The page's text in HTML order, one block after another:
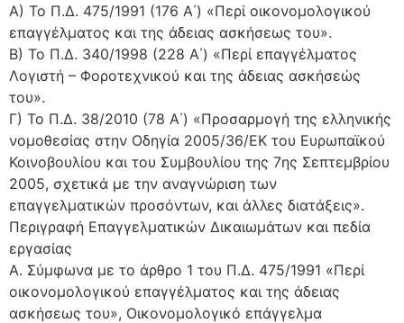
Α) Το Π.Δ. 475/1991 (176 Α΄) «Περί οικονομολογικού
επαγγέλματος και της άδειας ασκήσεως του».
Β) Το Π.Δ. 340/1998 (228 Α΄) «Περί επαγγέλματος
Λογιστή – Φοροτεχνικού και της άδειας ασκήσεώς
του».
Γ) Το Π.Δ. 38/2010 (78 Α΄) «Προσαρμογή της ελληνικής
νομοθεσίας στην Οδηγία 2005/36/ΕΚ του Ευρωπαϊκού
Κοινοβουλίου και του Συμβουλίου της 7ης Σεπτεμβρίου
2005, σχετικά με την αναγνώριση των
επαγγελματικών προσόντων, και άλλες διατάξεις».
Περιγραφή Επαγγελματικών Δικαιωμάτων και πεδία
εργασίας
Α. Σύμφωνα με το άρθρο 1 του Π.Δ. 475/1991 «Περί
οικονομολογικού επαγγέλματος και της άδειας
ασκήσεως του», Οικονομολογικό επάγγελμα